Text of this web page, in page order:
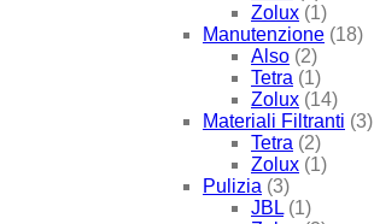
Zolux (1)
Manutenzione (18)
Also (2)
Tetra (1)
Zolux (14)
Materiali Filtranti (3)
Tetra (2)
Zolux (1)
Pulizia (3)
JBL (1)